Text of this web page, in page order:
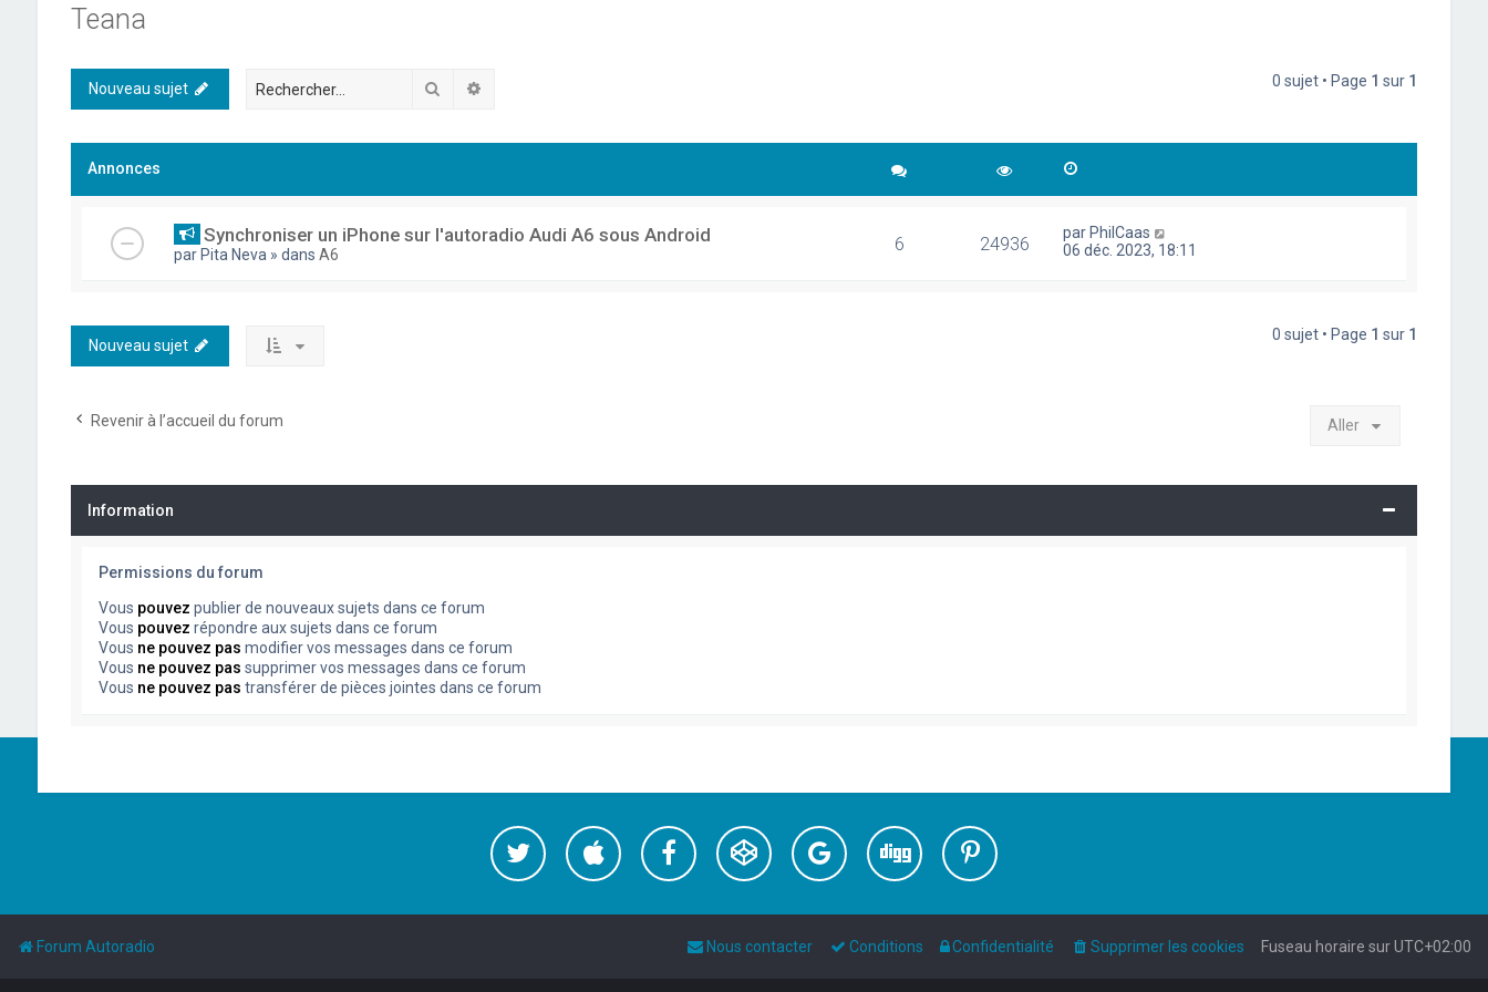
Teana
Nouveau sujet Rechercher 0 sujet • Page 1 sur 1
Annonces
Synchroniser un iPhone sur l'autoradio Audi A6 sous Android
par Pita Neva » dans A6 6 24936 par PhilCaas
06 déc. 2023, 18:11
Nouveau sujet
0 sujet • Page 1 sur 1
Revenir à l’accueil du forum Aller
Information
Permissions du forum
Vous pouvez publier de nouveaux sujets dans ce forum
Vous pouvez répondre aux sujets dans ce forum
Vous ne pouvez pas modifier vos messages dans ce forum
Vous ne pouvez pas supprimer vos messages dans ce forum
Vous ne pouvez pas transférer de pièces jointes dans ce forum
Forum Autoradio Fuseau horaire surUTC+02:00
Supprimer les cookies
Confidentialité
Conditions
Nous contacter